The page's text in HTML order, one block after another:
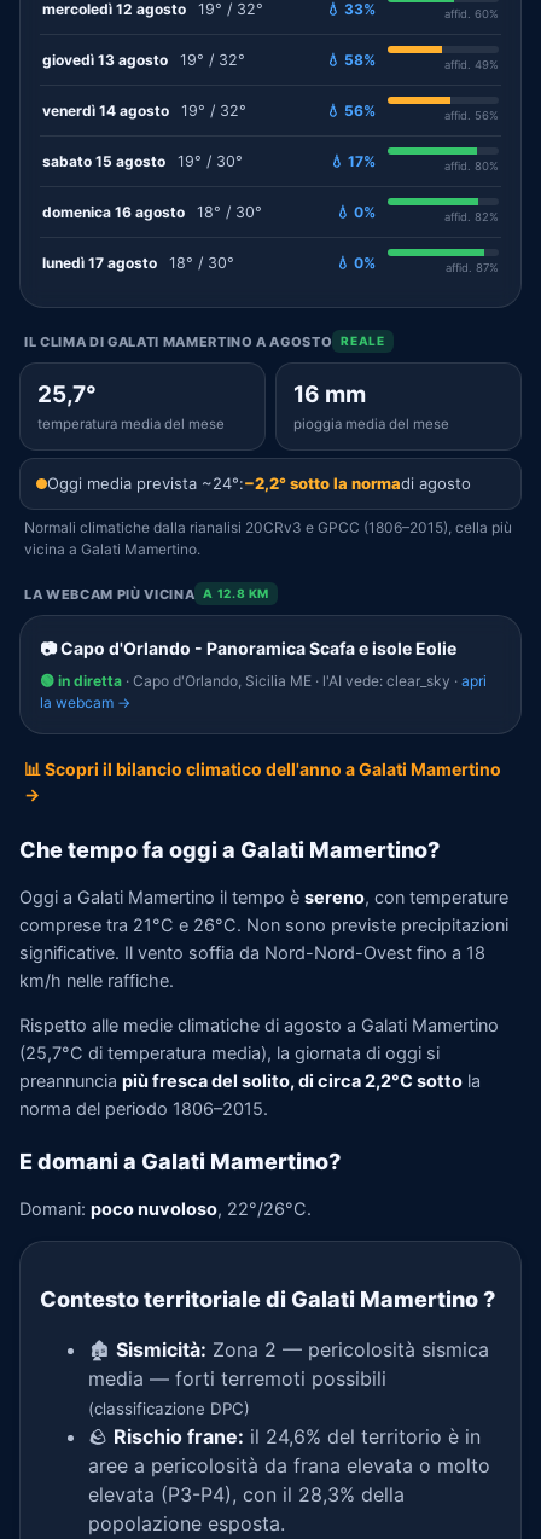
mercoledì 12 agosto 19° / 32° 💧 33% affid. 60%
giovedì 13 agosto 19° / 32° 💧 58% affid. 49%
venerdì 14 agosto 19° / 32° 💧 56% affid. 56%
sabato 15 agosto 19° / 30° 💧 17% affid. 80%
domenica 16 agosto 18° / 30° 💧 0% affid. 82%
lunedì 17 agosto 18° / 30° 💧 0% affid. 87%
IL CLIMA DI GALATI MAMERTINO A AGOSTO REALE
25,7°
temperatura media del mese
16 mm
pioggia media del mese
Oggi media prevista ~24°:−2,2° sotto la normadi agosto
Normali climatiche dalla rianalisi 20CRv3 e GPCC (1806–2015), cella più
vicina a Galati Mamertino.
LA WEBCAM PIÙ VICINA A 12.8 KM
📷 Capo d'Orlando - Panoramica Scafa e isole Eolie
🟢 in diretta · Capo d'Orlando, Sicilia ME · l'AI vede: clear_sky · apri
la webcam →
📊 Scopri il bilancio climatico dell'anno a Galati Mamertino
→
Che tempo fa oggi a Galati Mamertino?
Oggi a Galati Mamertino il tempo è sereno, con temperature
comprese tra 21°C e 26°C. Non sono previste precipitazioni
significative. Il vento soffia da Nord-Nord-Ovest fino a 18
km/h nelle raffiche.
Rispetto alle medie climatiche di agosto a Galati Mamertino
(25,7°C di temperatura media), la giornata di oggi si
preannuncia più fresca del solito, di circa 2,2°C sotto la
norma del periodo 1806–2015.
E domani a Galati Mamertino?
Domani: poco nuvoloso, 22°/26°C.
Contesto territoriale di Galati Mamertino?
🏚️ Sismicità: Zona 2 — pericolosità sismica
media — forti terremoti possibili
(classificazione DPC)
🪨 Rischio frane: il 24,6% del territorio è in
aree a pericolosità da frana elevata o molto
elevata (P3-P4), con il 28,3% della
popolazione esposta.